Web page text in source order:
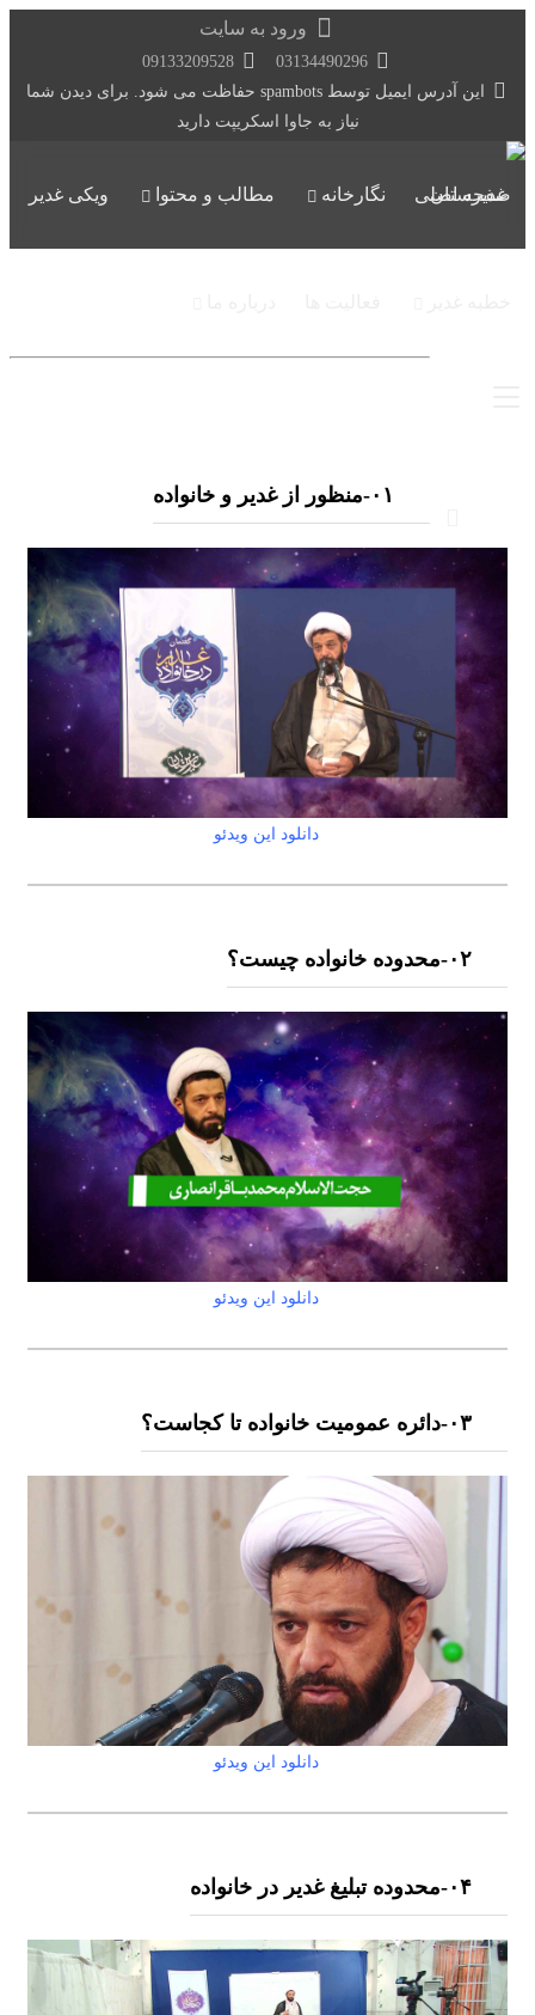
ورود به سایت
03134490296
09133209528
این آدرس ایمیل توسط spambots حفاظت می شود. برای دیدن شما
نیاز به جاوا اسکریپت دارید
صفحه اصلی نگارخانه مطالب و محتوا ویکی غدیر
۰١-منظور از غدیر و خانواده
دانلود این ویدئو
۰٢-محدوده خانواده چیست؟
دانلود این ویدئو
۰٣-دائره عمومیت خانواده تا کجاست؟
دانلود این ویدئو
۰۴-محدوده تبلیغ غدیر در خانواده